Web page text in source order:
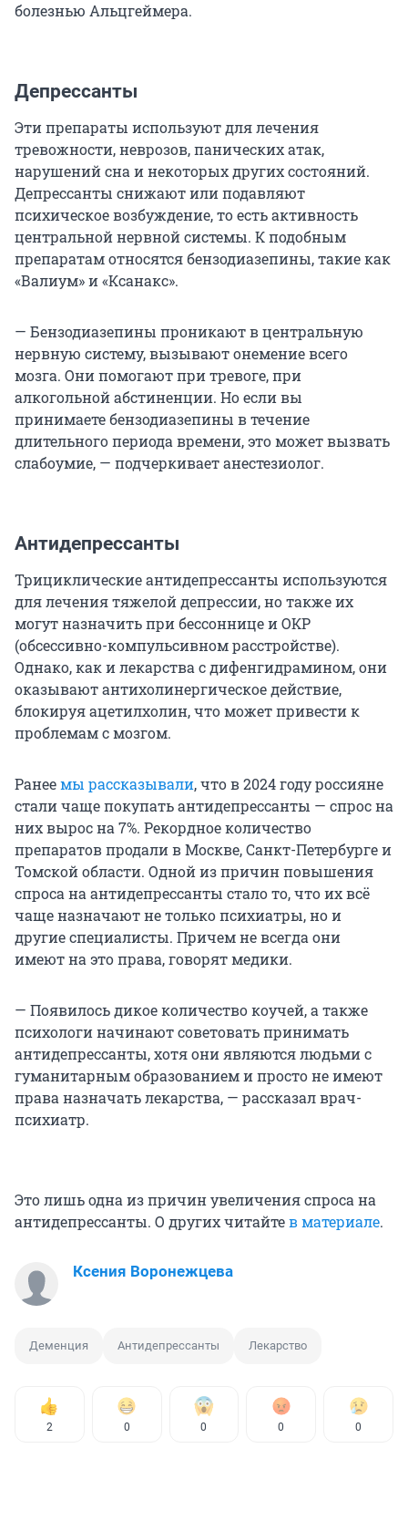
болезнью Альцгеймера.
Депрессанты
Эти препараты используют для лечения
тревожности, неврозов, панических атак,
нарушений сна и некоторых других состояний.
Депрессанты снижают или подавляют
психическое возбуждение, то есть активность
центральной нервной системы. К подобным
препаратам относятся бензодиазепины, такие как
«Валиум» и «Ксанакс».
— Бензодиазепины проникают в центральную
нервную систему, вызывают онемение всего
мозга. Они помогают при тревоге, при
алкогольной абстиненции. Но если вы
принимаете бензодиазепины в течение
длительного периода времени, это может вызвать
слабоумие, — подчеркивает анестезиолог.
Антидепрессанты
Трициклические антидепрессанты используются
для лечения тяжелой депрессии, но также их
могут назначить при бессоннице и ОКР
(обсессивно-компульсивном расстройстве).
Однако, как и лекарства с дифенгидрамином, они
оказывают антихолинергическое действие,
блокируя ацетилхолин, что может привести к
проблемам с мозгом.
Ранеемы рассказывали, что в 2024 году россияне
стали чаще покупать антидепрессанты — спрос на
них вырос на 7%. Рекордное количество
препаратов продали в Москве, Санкт-Петербурге и
Томской области. Одной из причин повышения
спроса на антидепрессанты стало то, что их всё
чаще назначают не только психиатры, но и
другие специалисты. Причем не всегда они
имеют на это права, говорят медики.
— Появилось дикое количество коучей, а также
психологи начинают советовать принимать
антидепрессанты, хотя они являются людьми с
гуманитарным образованием и просто не имеют
права назначать лекарства, — рассказал врач-
психиатр.
Это лишь одна из причин увеличения спроса на
антидепрессанты. О других читайтев материале.
Ксения Воронежцева
Деменция Антидепрессанты Лекарство
2 0 0 0 0